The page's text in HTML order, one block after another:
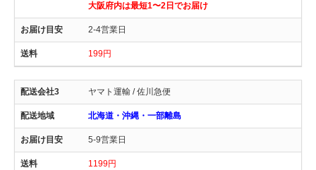
大阪府内は最短1〜2日でお届け
2-4営業日
199円
ヤマト運輸 / 佐川急便
北海道・沖縄・一部離島
5-9営業日
1199円